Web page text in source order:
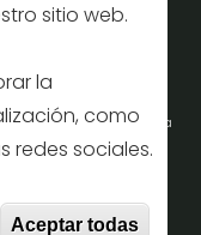
sitio web.
la
como
redes sociales.
Aceptar todas
de Segovia) y la Empresa
© 2022